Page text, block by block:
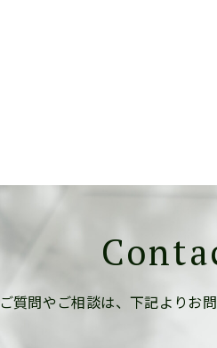
ご質問やご相談は、 下記よりお